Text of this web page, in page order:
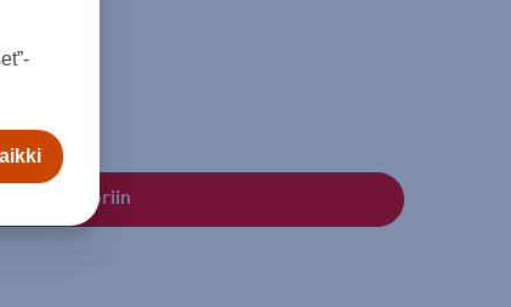
ostoskoriin